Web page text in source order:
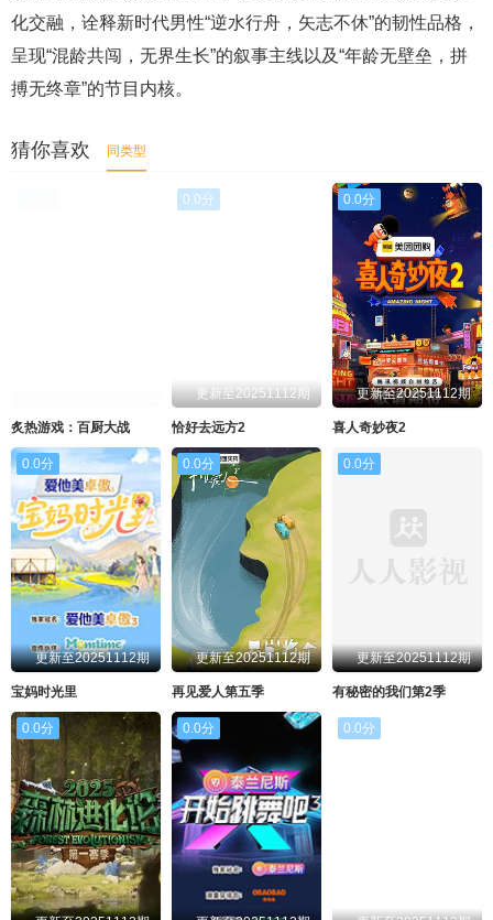
化交融，诠释新时代男性“逆水行舟，矢志不休”的韧性品格，
呈现“混龄共闯，无界生长”的叙事主线以及“年龄无壁垒，拼
搏无终章”的节目内核。
猜你喜欢 同类型
炙热游戏：百厨大战
0.0分
更新至20251112期
恰好去远方2
0.0分
更新至20251112期
喜人奇妙夜2
0.0分
更新至20251112期
宝妈时光里
0.0分
更新至20251112期
再见爱人第五季
0.0分
更新至20251112期
有秘密的我们第2季
0.0分 0.0分 0.0分